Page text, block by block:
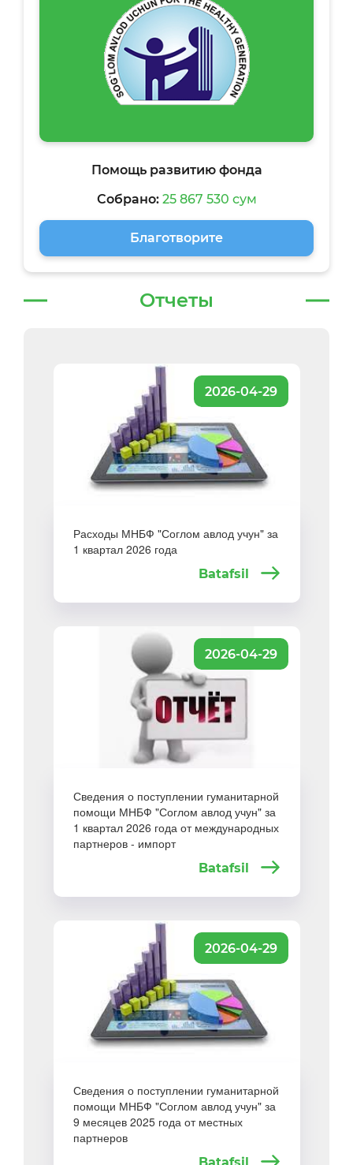
Помощь развитию фонда
Собрано: 25 867 530 сум
Благотворите
Отчеты
2026-04-29
Расходы МНБФ "Соглом авлод учун" за
1 квартал 2026 года
Batafsil
2026-04-29
Сведения о поступлении гуманитарной
помощи МНБФ "Соглом авлод учун" за
1 квартал 2026 года от международных
партнеров - импорт
Batafsil
2026-04-29
Сведения о поступлении гуманитарной
помощи МНБФ "Соглом авлод учун" за
9 месяцев 2025 года от местных
партнеров